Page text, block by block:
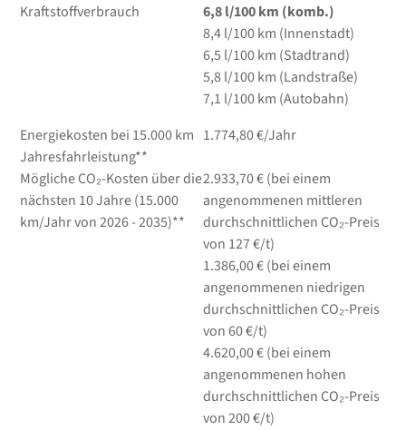
Kraftstoffverbrauch
6,8l/100 km (komb.)
8,4l/100 km (Innenstadt)
6,5 l/100 km (Stadtrand)
5,8l/100 km (Landstraße)
7,1 l/100 km (Autobahn)
Energiekosten bei 15.000 km
Jahresfahrleistung**
1.774,80 €/Jahr
Mögliche CO₂-Kosten über die
nächsten 10 Jahre (15.000
km/Jahr von 2026 - 2035)**
2.933,70 € (bei einem
angenommenen mittleren
durchschnittlichen CO₂-Preis
von 127 €/t)
1.386,00 € (bei einem
angenommenen niedrigen
durchschnittlichen CO₂-Preis
von 60 €/t)
4.620,00 € (bei einem
angenommenen hohen
durchschnittlichen CO₂-Preis
von 200 €/t)